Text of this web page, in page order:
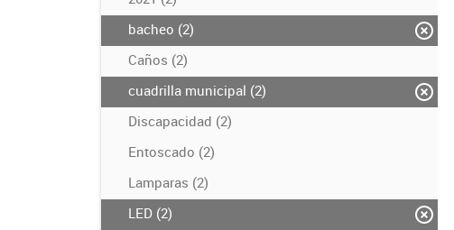
bacheo (2)
Caños (2)
cuadrilla municipal (2)
Discapacidad (2)
Entoscado (2)
Lamparas (2)
LED (2)